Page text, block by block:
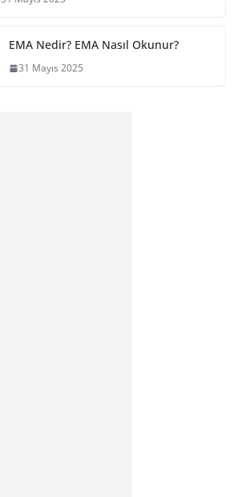
EMA Nedir? EMA Nasıl Okunur?
31 Mayıs 2025